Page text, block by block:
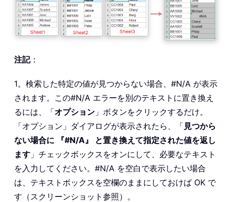
注記：
1。検索した特定の値が見つからない場合、#N/A が表示
されます。この#N/A エラーを別のテキストに置き換え
るには、「オプション 」ボタンをクリックするだけ。
「オプション」ダイアログが表示されたら、「 見つから
ない場合に 『#N/A』 と置き換えて指定された値を返し
ます 」チェックボックスをオンにして、必要なテキスト
を入力してください。#N/A を空白で表示したい場合
は、テキストボックスを空欄のままにしておけば OK で
す（スクリーンショット参照）。